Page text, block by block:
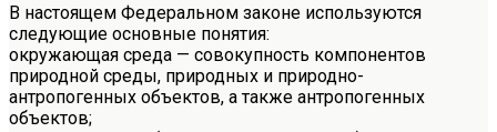
В настоящем Федеральном законе используются
следующие основные понятия:
окружающая среда — совокупность компонентов
природной среды, природных и природно-
антропогенных объектов, а также антропогенных
объектов;